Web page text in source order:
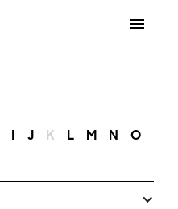
I J K L M N O